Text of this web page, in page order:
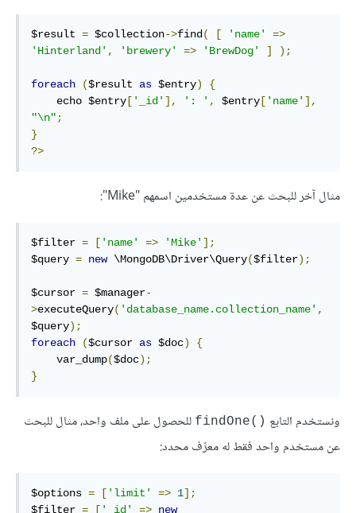
$result = $collection->find( [ 'name'
=>
'Hinterland' , 'brewery' => 'BrewDog' ] );
foreach ($result as $entry)
{
    echo $entry
[ '_id' ], ': ' , $entry[ 'name' ],
"\n" ;
}
?>
مثال آخر للبحث عن عدة مستخدمين اسمهم "Mike":
$filter = [ 'name' => 'Mike' ];
$query = new \MongoDB\Driver\Query($filter);
$cursor = $manager-
>executeQuery( 'database_name.collection_name' ,
$query);
foreach
($cursor as $doc)
{
    var_dump
($doc);
}
ونستخدم التابع findOne()‎ للحصول على ملف واحد، مثال للبحث
عن مستخدم واحد فقط له معرِّف محدد:
$options = [ 'limit' => 1];
$filter = [ '_id' => new